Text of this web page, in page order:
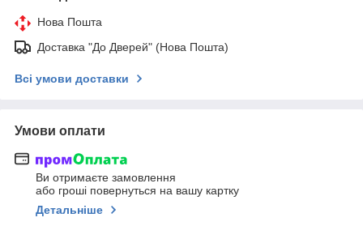
Нова Пошта
Доставка "До Дверей" (Нова Пошта)
Всі умови доставки
Умови оплати
Ви отримаєте замовлення
або гроші повернуться на вашу картку
Детальніше